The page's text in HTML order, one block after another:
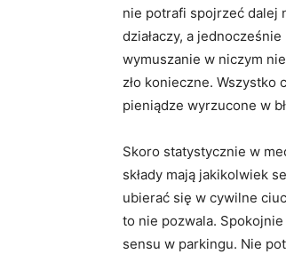
nie potrafi spojrzeć dalej
działaczy, a
wymuszanie w niczym
zło konieczne.
pieniądze wyrzucone w
Skoro statystycznie w
składy mają jakikolwiek
ubierać się w cywilne
to nie pozwala.
sensu w parkingu. Nie